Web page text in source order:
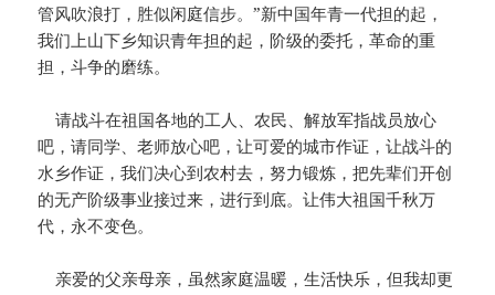
管风吹浪打，胜似闲庭信步。”新中国年青一代担的起，
我们上山下乡知识青年担的起，阶级的委托，革命的重
担，斗争的磨练。
请战斗在祖国各地的工人、农民、解放军指战员放心
吧，请同学、老师放心吧，让可爱的城市作证，让战斗的
水乡作证，我们决心到农村去，努力锻炼，把先辈们开创
的无产阶级事业接过来，进行到底。让伟大祖国千秋万
代，永不变色。
亲爱的父亲母亲，虽然家庭温暖，生活快乐，但我却更